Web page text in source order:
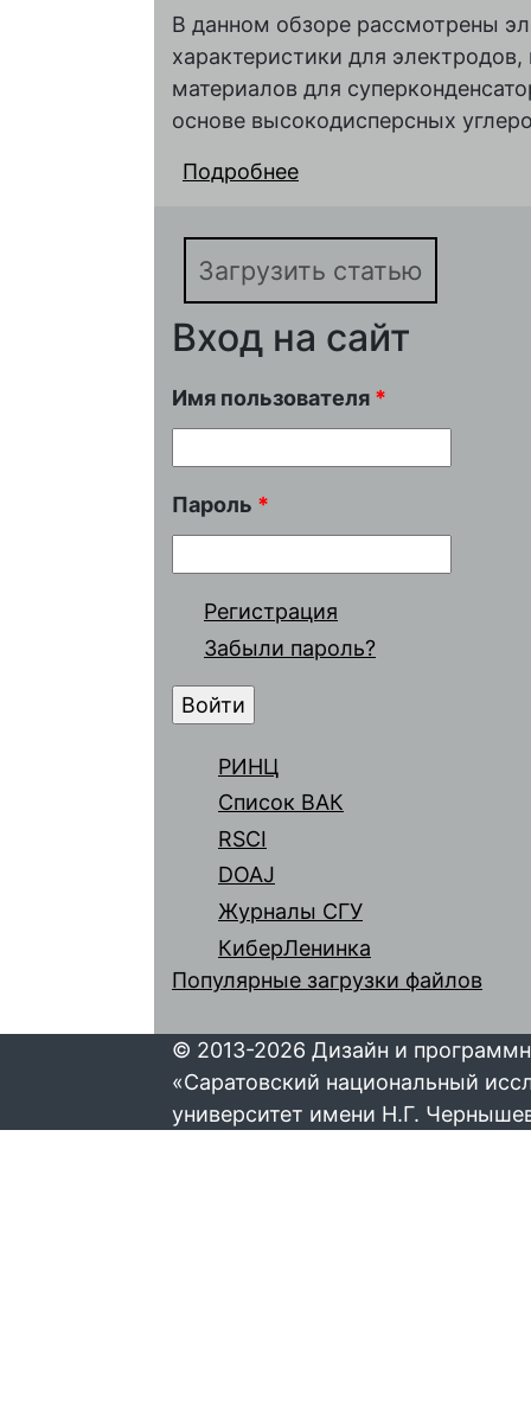
В данном обзоре рассмотрены
характеристики для
материалов для
основе высокодисперсных
Подробнее
Загрузить статью
Вход на сайт
Имя пользователя *
Пароль *
Регистрация
Забыли пароль?
РИНЦ
Список ВАК
RSCI
DOAJ
Журналы СГУ
КиберЛенинка
Популярные загрузки файлов
© 2013-2026 Дизайн и
«Саратовский национальный
университет имени Н.Г.